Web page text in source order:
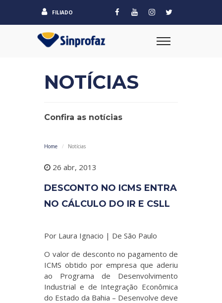
FILIADO
NOTÍCIAS
Confira as notícias
Home Notícias
26 abr, 2013
DESCONTO NO ICMS ENTRA
NO CÁLCULO DO IR E CSLL
Por Laura Ignacio | De São Paulo
O valor de desconto no pagamento de
ICMS obtido por empresa que aderiu
ao Programa de Desenvolvimento
Industrial e de Integração Econômica
do Estado da Bahia – Desenvolve deve